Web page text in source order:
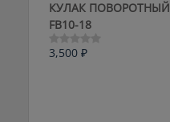
КУЛАК ПОВОРОТНЫЙ
FB10-18
Оценка
3,500 ₽